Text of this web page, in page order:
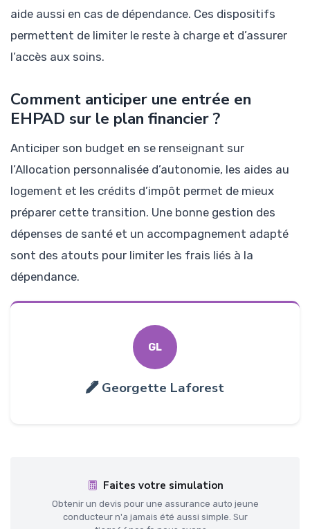
aide aussi en cas de dépendance. Ces dispositifs
permettent de limiter le reste à charge et d’assurer
l’accès aux soins.
Comment anticiper une entrée en
EHPAD sur le plan financier ?
Anticiper son budget en se renseignant sur
l’Allocation personnalisée d’autonomie, les aides au
logement et les crédits d’impôt permet de mieux
préparer cette transition. Une bonne gestion des
dépenses de santé et un accompagnement adapté
sont des atouts pour limiter les frais liés à la
dépendance.
GL
Georgette Laforest
Faites votre simulation
Obtenir un devis pour une assurance auto jeune
conducteur n'a jamais été aussi simple. Sur